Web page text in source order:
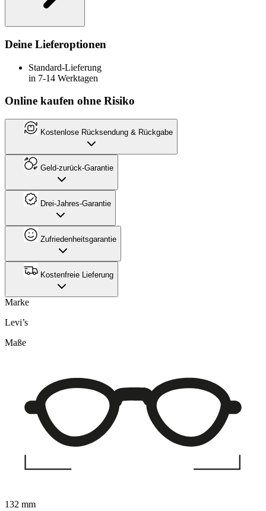
Deine Lieferoptionen
Standard-Lieferung
in 7-14 Werktagen
Online kaufen ohne Risiko
Kostenlose Rücksendung & Rückgabe
Geld-zurück-Garantie
Drei-Jahres-Garantie
Zufriedenheitsgarantie
Kostenfreie Lieferung
Marke
Levi’s
Maße
132 mm